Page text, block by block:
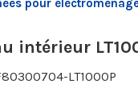
pour
intérieur
LT1000P